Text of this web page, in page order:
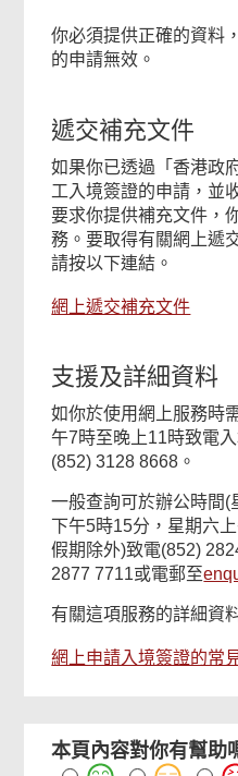
你必須提供正確的資料
的申請無效。
遞交補充文件
如果你已透過「香港政
工入境簽證的申請，並
要求你提供補充文件，
務。要取得有關網上遞
請按以下連結。
網上遞交補充文件
支援及詳細資料
如你於使用網上服務時
午7時至晚上11時致電
(852) 3128 8668。
一般查詢可於辦公時間(
下午5時15分，星期六
假期除外)致電(852)
2877 7711或電郵至
有關這項服務的詳細資
網上申請入境簽證的常
本頁內容對你有幫助